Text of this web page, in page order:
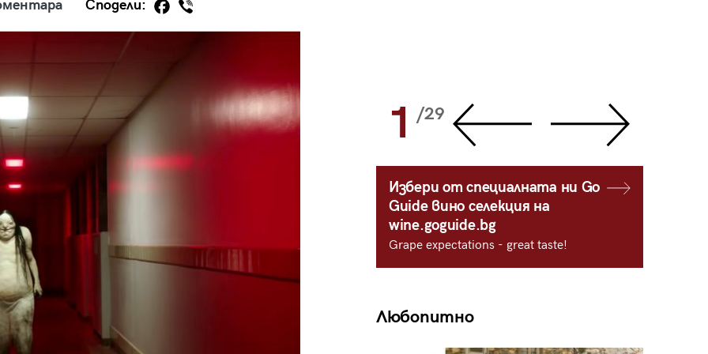
Сподели:
29 1 /29
Избери от специалната ни Go
Guide вино селекция на
wine.goguide.bg
Grape expectations - great taste!
Любопитно